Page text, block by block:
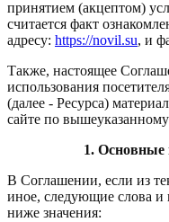
принятием (акцептом)
считается факт
адресу: https://novil.su, и
Также, настоящее
использования
(далее - Ресурса)
сайте по вышеуказанному
1. Основные
В Соглашении, если из
иное, следующие слова и
ниже значения: